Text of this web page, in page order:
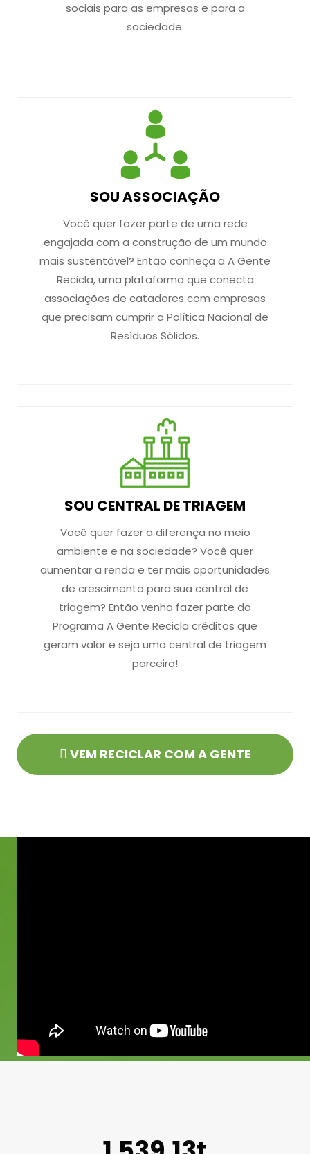
sociais para as empresas e para a
sociedade.
SOU ASSOCIAÇÃO
Você quer fazer parte de uma rede
engajada com a construção de um mundo
mais sustentável? Então conheça a A Gente
Recicla, uma plataforma que conecta
associações de catadores com empresas
que precisam cumprir a Política Nacional de
Resíduos Sólidos.
SOU CENTRAL DE TRIAGEM
Você quer fazer a diferença no meio
ambiente e na sociedade? Você quer
aumentar a renda e ter mais oportunidades
de crescimento para sua central de
triagem? Então venha fazer parte do
Programa A Gente Recicla créditos que
geram valor e seja uma central de triagem
parceira!
VEM RECICLAR COM A GENTE